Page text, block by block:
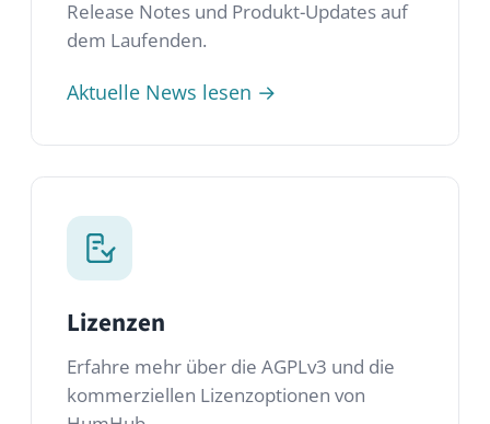
kommerziellen Lizenzoptionen von
HumHub.
Lizenzdetails →
Durchsuche den Quellcode, melde Issues
und trage zum HumHub-Projekt auf